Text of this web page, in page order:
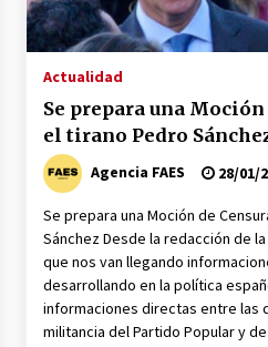
La mujer de
acerca su prisión
Abascal critica
PSOE con la
08/06/2026
Feijóo pide a los
una moción de
02/06/2026
La política
actualidad
Actualidad
Se prepara una
el tirano Pedro
Agencia FAES 28/01/
Se prepara una Moción de
Sánchez Desde la redacción de
que nos van llegando
desarrollando en la política
informaciones directas entre las
militancia del Partido Popular y